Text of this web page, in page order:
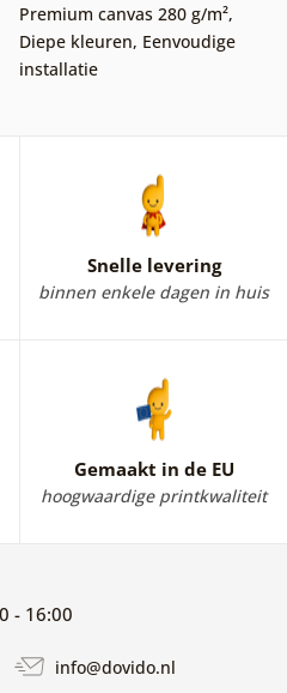
Premium canvas 280 g/m²,
Diepe kleuren, Eenvoudige
installatie
Snelle levering
binnen enkele dagen in huis
Gemaakt in de EU
hoogwaardige printkwaliteit
- 16:00
info@dovido.nl